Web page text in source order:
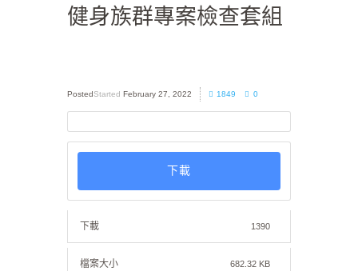
健身族群專案檢查套組
Started February 27, 2022 1849 0
下載
下載 1390
檔案大小 682.32 KB